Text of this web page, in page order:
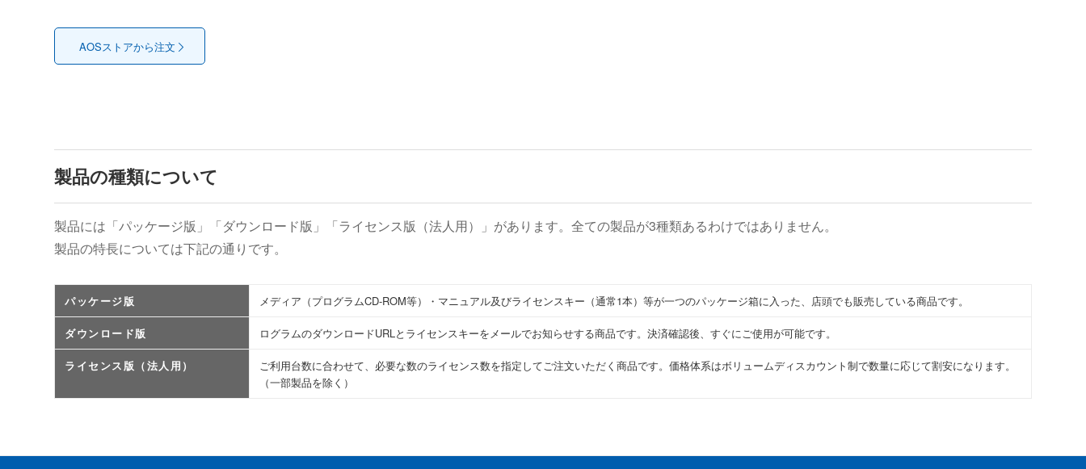
AOSストアから注文
製品の種類について
製品には「パッケージ版」「ダウンロード版」「ライセンス版（法人用）」があります。全ての製品が3種類あるわけではありません。
製品の特長については下記の通りです。
パッケージ版 メディア（プログラムCD-ROM等）・マニュアル及びライセンスキー（通常1本）等が一つのパッケージ箱に入った、店頭でも販売している商品です。
ダウンロード版 ログラムのダウンロードURLとライセンスキーをメールでお知らせする商品です。決済確認後、すぐにご使用が可能です。
ライセンス版（法人用）
ご利用台数に合わせて、必要な数のライセンス数を指定してご注文いただく商品です。価格体系はボリュームディスカウント制で数量に応じて割安になります。
（一部製品を除く）